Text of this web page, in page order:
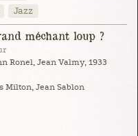
Jazz
méchant loup ?
Ronel, Jean Valmy, 1933
Milton, Jean Sablon